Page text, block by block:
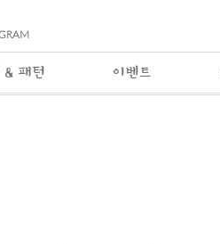
& 패턴 이벤트